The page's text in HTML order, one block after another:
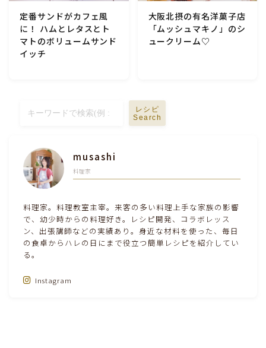
ドリンク・シロップ・ジャム類
テーブルコーディネート・食器・調理器具
離乳食・キッズメニュー
その他徒然
定番サンドがカフェ風
に！ ハムとレタスとト
マトのボリュームサンド
イッチ
大阪北摂の有名洋菓子店
「ムッシュマキノ」のシ
ュークリーム♡
レシピ
Search
musashi
料理家
料理家。料理教室主宰。来客の多い料理上手な家族の影響
で、幼少時からの料理好き。レシピ開発、コラボレッス
ン、出張講師などの実績あり。身近な材料を使った、毎日
の食卓からハレの日にまで役立つ簡単レシピを紹介してい
る。
Instagram